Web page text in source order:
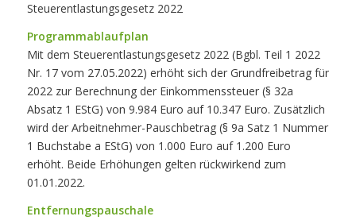
Steuerentlastungsgesetz 2022
Programmablaufplan
Mit dem Steuerentlastungsgesetz 2022 (Bgbl. Teil 1 2022
Nr. 17 vom 27.05.2022) erhöht sich der Grundfreibetrag für
2022 zur Berechnung der Einkommenssteuer (§ 32a
Absatz 1 EStG) von 9.984 Euro auf 10.347 Euro. Zusätzlich
wird der Arbeitnehmer-Pauschbetrag (§ 9a Satz 1 Nummer
1 Buchstabe a EStG) von 1.000 Euro auf 1.200 Euro
erhöht. Beide Erhöhungen gelten rückwirkend zum
01.01.2022.
Entfernungspauschale